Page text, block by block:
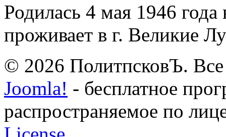
Родилась 4 мая 1946
проживает в г. Великие
© 2026 ПолитпсковЪ.
Joomla! - бесплатное
распространяемое по